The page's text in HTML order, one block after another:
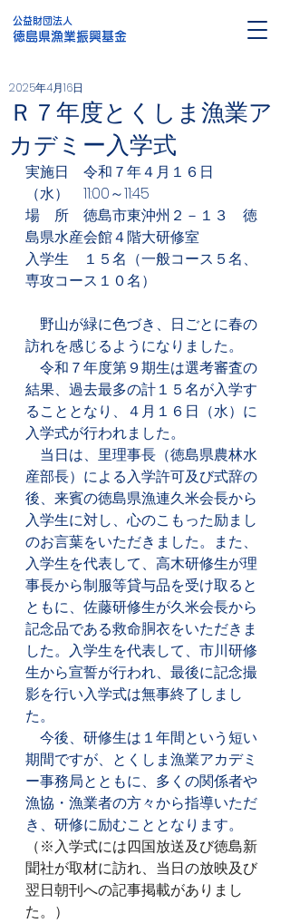
公益財団法人
徳島県漁業振興基金
Ｒ７年度とくしま漁業ア
カデミー入学式
2025年4月16日
実施日　令和７年４月１６日
（水）　11:00～11:45
場　所　徳島市東沖州２－１３　徳
島県水産会館４階大研修室
入学生　１５名（一般コース５名、
専攻コース１０名）
野山が緑に色づき、日ごとに春の
訪れを感じるようになりました。
令和７年度第９期生は選考審査の
結果、過去最多の計１５名が入学す
ることとなり、４月１６日（水）に
入学式が行われました。
当日は、里理事長（徳島県農林水
産部長）による入学許可及び式辞の
後、来賓の徳島県漁連久米会長から
入学生に対し、心のこもった励まし
のお言葉をいただきました。また、
入学生を代表して、高木研修生が理
事長から制服等貸与品を受け取ると
ともに、佐藤研修生が久米会長から
記念品である救命胴衣をいただきま
した。入学生を代表して、市川研修
生から宣誓が行われ、最後に記念撮
影を行い入学式は無事終了しまし
た。
今後、研修生は１年間という短い
期間ですが、とくしま漁業アカデミ
ー事務局とともに、多くの関係者や
漁協・漁業者の方々から指導いただ
き、研修に励むこととなります。
（※入学式には四国放送及び徳島新
聞社が取材に訪れ、当日の放映及び
翌日朝刊への記事掲載がありまし
た。）